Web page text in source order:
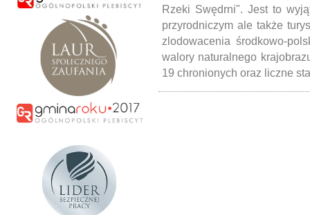
Rzeki Swędrni". Jest to
przyrodniczym ale także
zlodowacenia środkowo-
walory naturalnego
19 chronionych oraz liczne